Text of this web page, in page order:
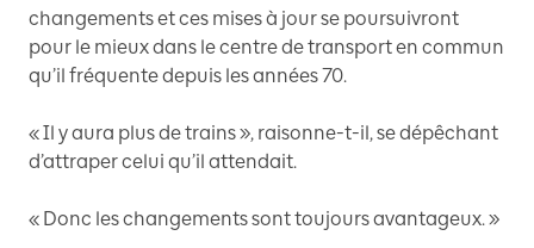
changements et ces mises à jour se poursuivront
pour le mieux dans le centre de transport en commun
qu’il fréquente depuis les années 70.
« Il y aura plus de trains », raisonne-t-il, se dépêchant
d’attraper celui qu’il attendait.
« Donc les changements sont toujours avantageux. »